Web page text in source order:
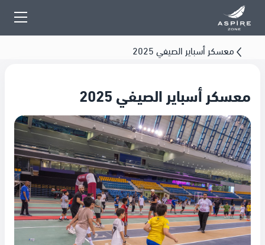
معسكر أسباير الصيفي 2025